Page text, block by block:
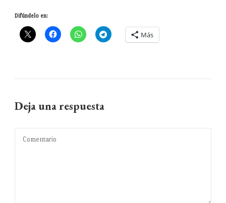
Difúndelo en:
Más
Deja una respuesta